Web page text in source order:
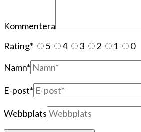
Kommentera
Rating* 5 4 3 2 1
0
Namn*
E-post*
Webbplats